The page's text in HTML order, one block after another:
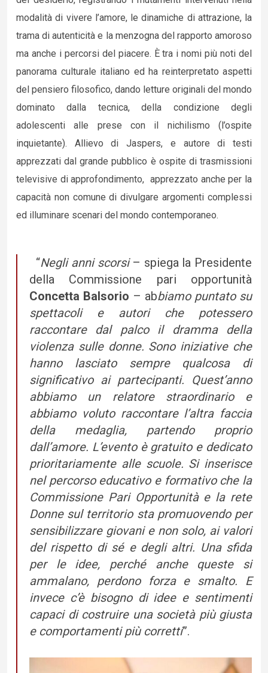
modalità di vivere l’amore, le dinamiche di attrazione, la
trama di autenticità e la menzogna del rapporto amoroso
ma anche i percorsi del piacere. È tra i nomi più noti del
panorama culturale italiano ed ha reinterpretato aspetti
del pensiero filosofico, dando letture originali del mondo
dominato dalla tecnica, della condizione degli
adolescenti alle prese con il nichilismo (l’ospite
inquietante). Allievo di Jaspers, e autore di testi
apprezzati dal grande pubblico è ospite di trasmissioni
televisive di approfondimento, apprezzato anche per la
capacità non comune di divulgare argomenti complessi
ed illuminare scenari del mondo contemporaneo.
“Negli anni scorsi– spiega la Presidente
della Commissione pari opportunità
Concetta Balsorio – abbiamo puntato su
spettacoli e autori che potessero
raccontare dal palco il dramma della
violenza sulle donne. Sono iniziative che
hanno lasciato sempre qualcosa di
significativo ai partecipanti. Quest’anno
abbiamo un relatore straordinario e
abbiamo voluto raccontare l’altra faccia
della medaglia, partendo proprio
dall’amore. L’evento è gratuito e dedicato
prioritariamente alle scuole. Si inserisce
nel percorso educativo e formativo che la
Commissione Pari Opportunità e la rete
Donne sul territorio sta promuovendo per
sensibilizzare giovani e non solo, ai valori
del rispetto di sé e degli altri. Una sfida
per le idee, perché anche queste si
ammalano, perdono forza e smalto. E
invece c’è bisogno di idee e sentimenti
capaci di costruire una società più giusta
e comportamenti più corretti”.